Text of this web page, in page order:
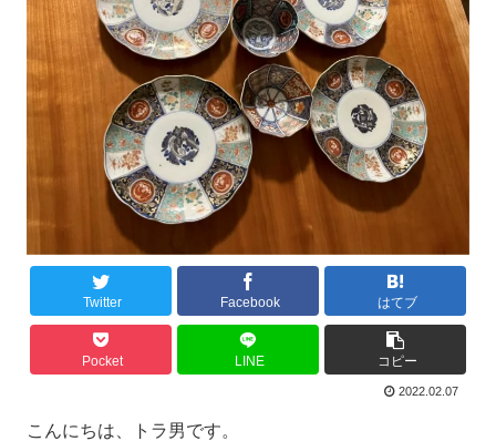
Twitter Facebook はてブ
Pocket LINE コピー
2022.02.07
こんにちは、トラ男です。